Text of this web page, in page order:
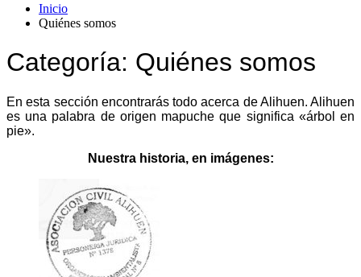
Inicio
Quiénes somos
Categoría: Quiénes somos
En esta sección encontrarás todo acerca de Alihuen. Alihuen
es una palabra de origen mapuche que significa «árbol en
pie».
Nuestra historia, en imágenes: